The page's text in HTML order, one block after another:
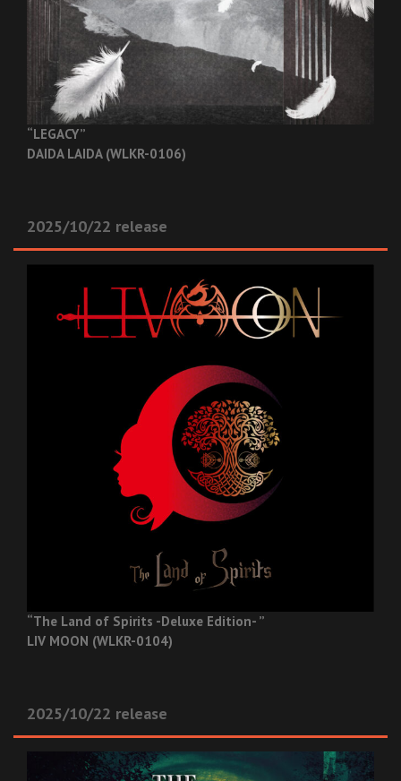
“LEGACY”
DAIDA LAIDA (WLKR-0106)
2025/10/22 release
“The Land of Spirits -Deluxe Edition- ”
LIV MOON (WLKR-0104)
2025/10/22 release